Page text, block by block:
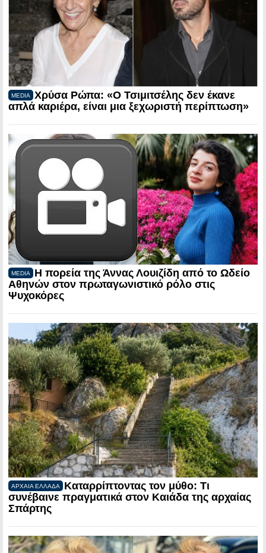
MEDIA
Χρύσα Ρώπα: «Ο Τσιμιτσέλης δεν έκανε
απλά καριέρα, είναι μια ξεχωριστή περίπτωση»
MEDIA
Η πορεία της Άννας Λουιζίδη από το Ωδείο
Αθηνών στον πρωταγωνιστικό ρόλο στις
Ψυχοκόρες
ΑΡΧΑΙΑ ΕΛΛΑΔΑ
Καταρρίπτοντας τον μύθο: Τι
συνέβαινε πραγματικά στον Καιάδα της αρχαίας
Σπάρτης